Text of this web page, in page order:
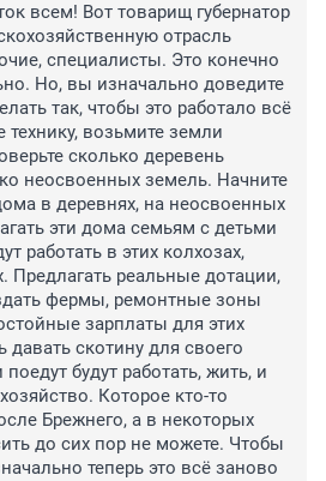
всем! Вот товарищ губернатор
отрасль
специалисты. Это конечно
Но, вы изначально доведите
так, чтобы это работало всё
возьмите земли
сколько деревень
неосвоенных земель. Начните
в деревнях, на неосвоенных
эти дома семьям с детьми
работать в этих колхозах,
Предлагать реальные дотации,
фермы, ремонтные зоны
зарплаты для этих
скотину для своего
будут работать, жить, и
Которое кто-то
Брежнего, а в некоторых
до сих пор не можете. Чтобы
теперь это всё заново